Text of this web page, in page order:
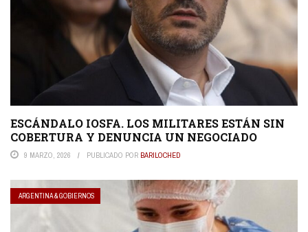
ESCÁNDALO IOSFA. LOS MILITARES ESTÁN SIN
COBERTURA Y DENUNCIA UN NEGOCIADO
9 MARZO, 2026 PUBLICADO POR BARILOCHED
ARGENTINA & GOBIERNOS